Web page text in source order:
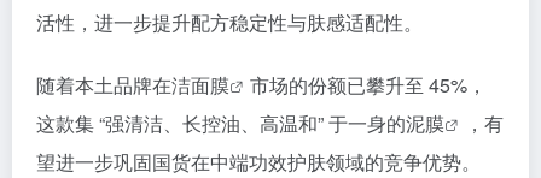
活性，进一步提升配方稳定性与肤感适配性。​
随着本土品牌在洁面膜
市场的份额已攀升至 45%，
这款集 “强清洁、长控油、高温和” 于一身的泥膜
，有
望进一步巩固国货在中端功效护肤领域的竞争优势。